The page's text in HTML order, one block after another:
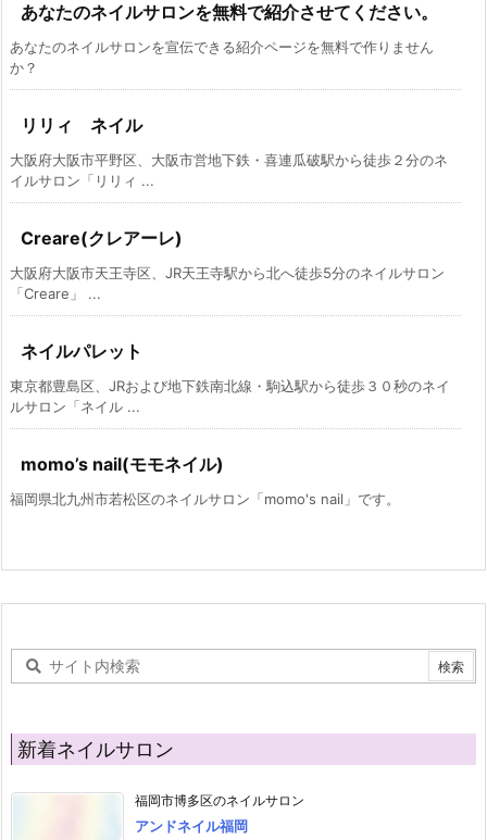
あなたのネイルサロンを無料で紹介させてください。
あなたのネイルサロンを宣伝できる紹介ページを無料で作りません
か？
リリィ ネイル
大阪府大阪市平野区、大阪市営地下鉄・喜連瓜破駅から徒歩２分のネ
イルサロン「リリィ ...
Creare(クレアーレ)
大阪府大阪市天王寺区、JR天王寺駅から北へ徒歩5分のネイルサロン
「Creare」 ...
ネイルパレット
東京都豊島区、JRおよび地下鉄南北線・駒込駅から徒歩３０秒のネイ
ルサロン「ネイル ...
momo’s nail(モモネイル)
福岡県北九州市若松区のネイルサロン「momo's nail」です。
新着ネイルサロン
福岡市博多区のネイルサロン
アンドネイル福岡